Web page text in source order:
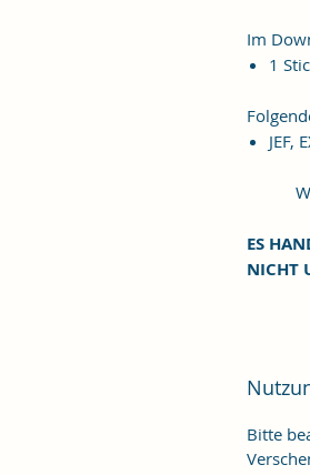
Im
1
JEF,
ES
NICHT
Bitte